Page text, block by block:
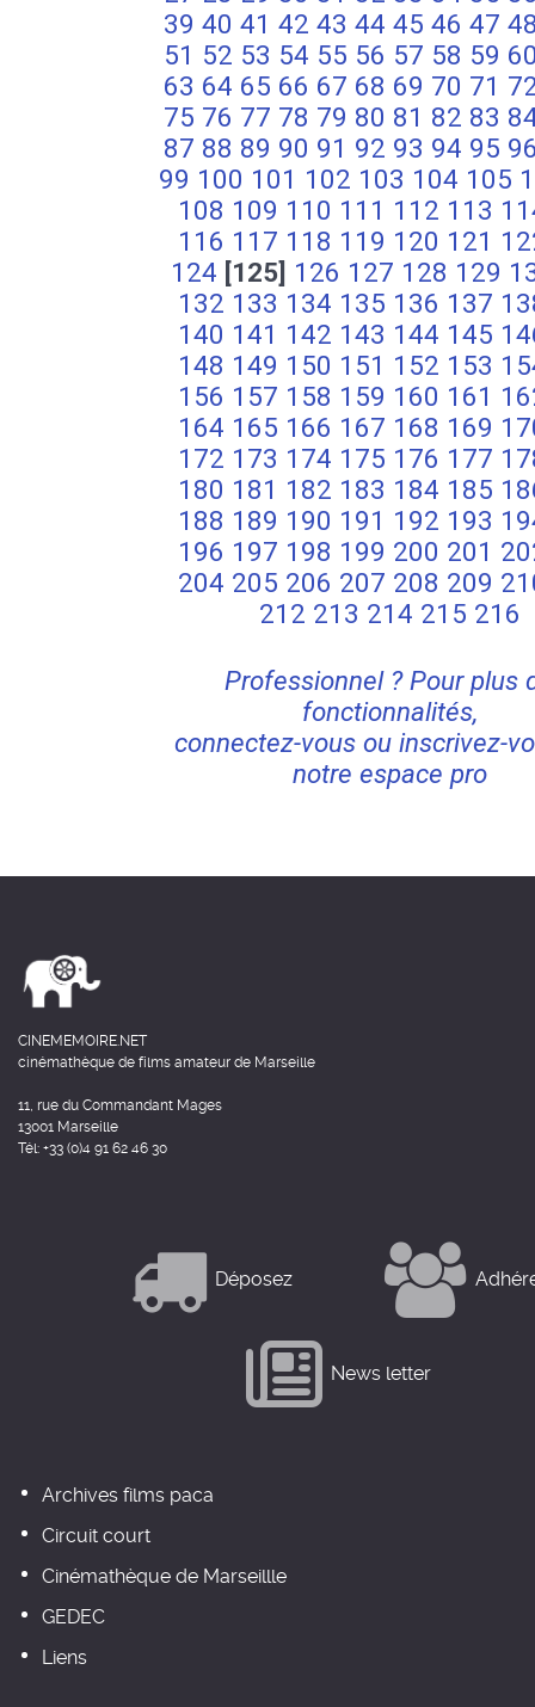
39 40 41 42 43 44 45 46 47
51 52 53 54 55 56 57 58 59
63 64 65 66 67 68 69 70 71
75 76 77 78 79 80 81 82 83
87 88 89 90 91 92 93 94 95
99 100 101 102 103 104 105
108 109 110 111 112 113
116 117 118 119 120 121
124 [125] 126 127 128 129
132 133 134 135 136 137
140 141 142 143 144 145
148 149 150 151 152 153
156 157 158 159 160 161
164 165 166 167 168 169
172 173 174 175 176 177
180 181 182 183 184 185
188 189 190 191 192 193
196 197 198 199 200 201
204 205 206 207 208 209
212 213 214 215 216
Professionnel ? Pour plus
fonctionnalités,
connectez-vous ou inscrivez-
notre espace pro
CINEMEMOIRE.NET
cinémathèque de films amateur de Marseille
11, rue du Commandant Mages
13001 Marseille
Tél: +33 (0)4 91 62 46 30
Déposez
News letter
Archives films paca
Circuit court
Cinémathèque de Marseillle
GEDEC
Liens